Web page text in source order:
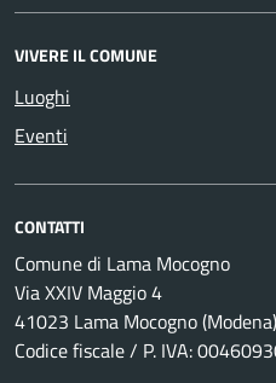
VIVERE IL COMUNE
Luoghi
Eventi
CONTATTI
Comune di Lama Mocogno
Via XXIV Maggio 4
41023 Lama Mocogno (Modena)
Codice fiscale / P. IVA: